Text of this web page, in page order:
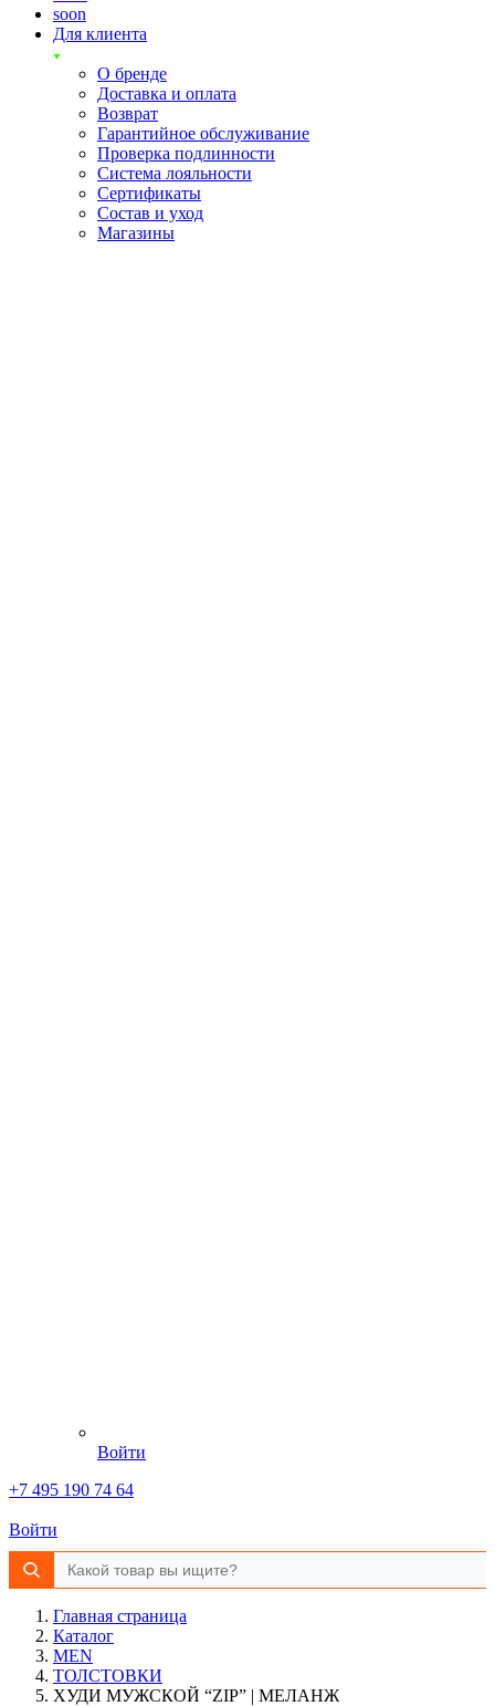
soon
Для клиента
О бренде
Доставка и оплата
Возврат
Гарантийное обслуживание
Проверка подлинности
Система лояльности
Сертификаты
Состав и уход
Магазины
Войти
+7 495 190 74 64
Войти
Главная страница
Каталог
MEN
ТОЛСТОВКИ
ХУДИ МУЖСКОЙ “ZIP” | МЕЛАНЖ